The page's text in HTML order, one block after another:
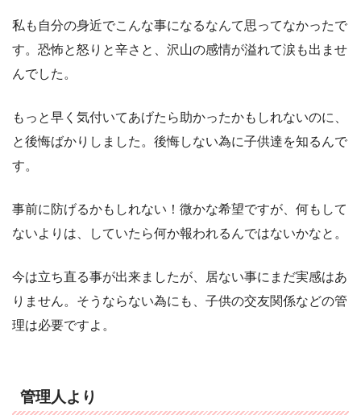
私も自分の身近でこんな事になるなんて思ってなかったで
す。恐怖と怒りと辛さと、沢山の感情が溢れて涙も出ませ
んでした。
もっと早く気付いてあげたら助かったかもしれないのに、
と後悔ばかりしました。後悔しない為に子供達を知るんで
す。
事前に防げるかもしれない！微かな希望ですが、何もして
ないよりは、していたら何か報われるんではないかなと。
今は立ち直る事が出来ましたが、居ない事にまだ実感はあ
りません。そうならない為にも、子供の交友関係などの管
理は必要ですよ。
管理人より